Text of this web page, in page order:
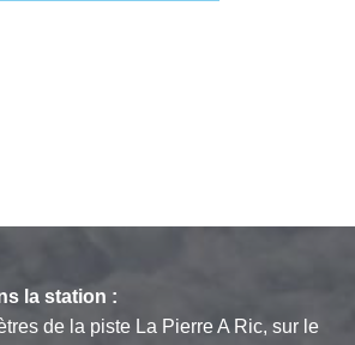
la station :
de la piste La Pierre A Ric, sur le